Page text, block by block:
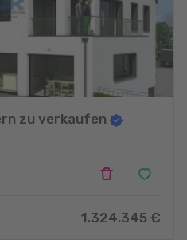
de la qualité de sa
second œuvre, en respectant
prix et des délais.
zu verkaufen
1.324.345 €